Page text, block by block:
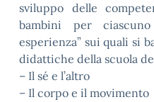
sviluppo delle
bambini per
esperienza” sui quali si
didattiche della scuola
– Il sé e l’altro
– Il corpo e il movimento